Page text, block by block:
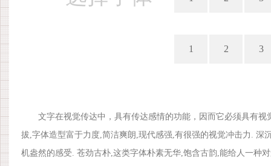
1 2 3
文字在视觉传达中，具有传达感情的功能，因而它必须具有
拔,字体造型富于力度,简洁爽朗,现代感强,有很强的视觉冲击力.
机盎然的感受. 苍劲古朴,这类字体朴素无华,饱含古韵,能给人一种